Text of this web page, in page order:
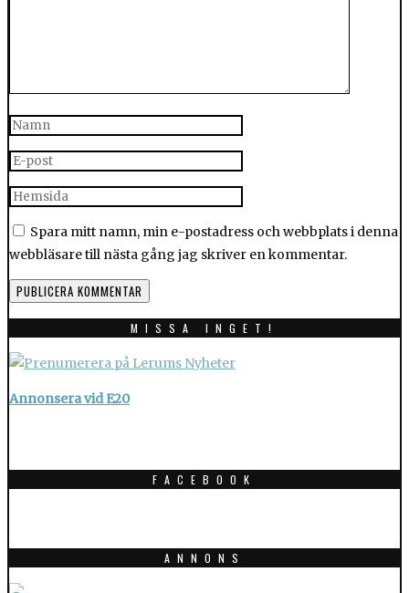
Spara mitt namn, min e-postadress och webbplats i denna
webbläsare till nästa gång jag skriver en kommentar.
MISSA INGET!
Annonsera vid E20
FACEBOOK
ANNONS